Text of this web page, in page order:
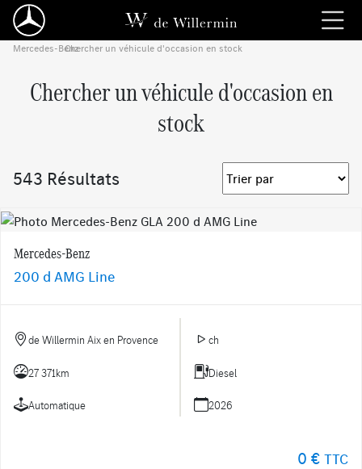
Mercedes-Benz
›
Chercher un véhicule d'occasion en stock
Chercher un véhicule d'occasion en
stock
543 Résultats
Mercedes-Benz
200 d AMG Line
de Willermin Aix en Provence ch
27 371km Diesel
Automatique 2026
0 € TTC